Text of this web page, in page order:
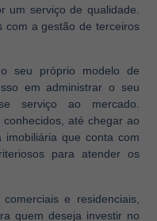
um serviço de qualidade.
com a gestão de terceiros
seu próprio modelo de
em administrar o seu
serviço ao mercado.
até chegar ao
que conta com
para atender os
e residenciais,
quem deseja investir no